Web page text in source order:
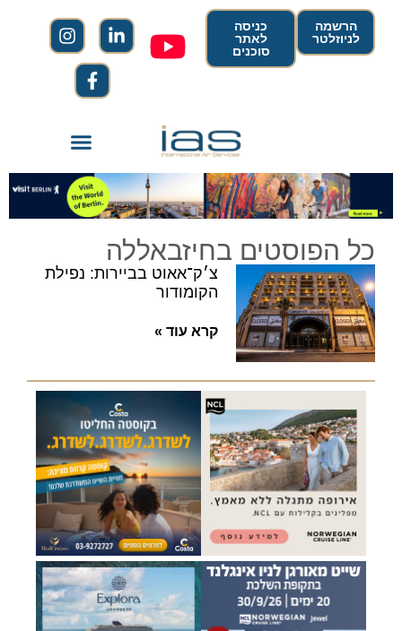
הרשמה
לניוזלטר
כניסה
לאתר
סוכנים
כל הפוסטים בחיזבאללה
צ׳ק־אאוט בביירות: נפילת
הקומודור
קרא עוד »